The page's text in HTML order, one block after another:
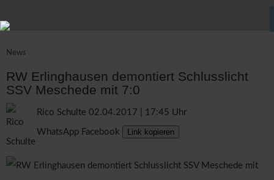
News
RW Erlinghausen demontiert Schlusslicht
SSV Meschede mit 7:0
Rico Schulte 02.04.2017 | 17:45 Uhr
WhatsApp Facebook Link kopieren